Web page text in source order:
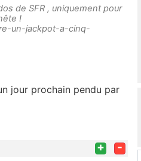
de SFR , uniquement pour
!
un-jackpot-a-cinq-
jour prochain pendu par
+ -